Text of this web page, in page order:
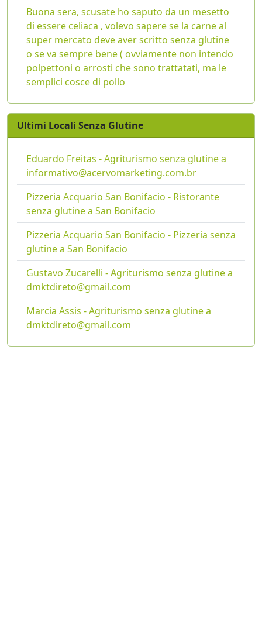
Buona sera, scusate ho saputo da un mesetto
di essere celiaca , volevo sapere se la carne al
super mercato deve aver scritto senza glutine
o se va sempre bene ( ovviamente non intendo
polpettoni o arrosti che sono trattatati, ma le
semplici cosce di pollo
Ultimi Locali Senza Glutine
Eduardo Freitas - Agriturismo senza glutine a
informativo@acervomarketing.com.br
Pizzeria Acquario San Bonifacio - Ristorante
senza glutine a San Bonifacio
Pizzeria Acquario San Bonifacio - Pizzeria senza
glutine a San Bonifacio
Gustavo Zucarelli - Agriturismo senza glutine a
dmktdireto@gmail.com
Marcia Assis - Agriturismo senza glutine a
dmktdireto@gmail.com